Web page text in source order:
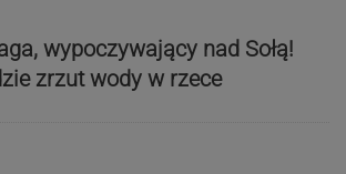
wypoczywający nad Sołą!
zrzut wody w rzece